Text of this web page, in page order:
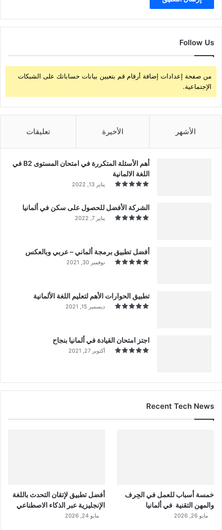
Follow Us
من صفحة إعدادات إضافة أرقام قم بتعيين بيانات حساباتك على الشبكات
الإجتماعية.
الأشهر الأخيرة تعليقات
أهم الأسئلة المتكررة في امتحان المستوى B2 في
اللغة الالمانية
يناير 13, 2022
الشركة الأفضل للحصول على سكن في ألمانيا
يناير 7, 2022
أفضل تطبيق برمجة ألماني – عربي وبالعكس
نوفمبر 30, 2021
تطبيق الحوارات الأهم لتعليم اللغة الألمانية
ديسمبر 15, 2021
اجتز امتحان القيادة في ألمانيا بنجاح
أكتوبر 27, 2021
Recent Tech News
خمسة أسباب للعمل في الحِرف
والمهن التقنية في ألمانيا
مايو 26, 2026
أفضل تطبيق لإتقان التحدث باللغة
الإنجليزية عبر الذكاء الاصطناعي
مايو 24, 2026